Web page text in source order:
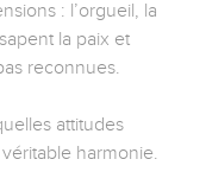
: l’orgueil, la
la paix et
reconnues.
attitudes
harmonie.